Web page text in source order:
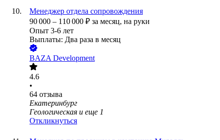
Менеджер отдела сопровождения
90 000 – 110 000 ₽ за месяц, на руки
Опыт 3-6 лет
Выплаты: Два раза в месяц
BAZA Development
4.6
•
64 отзыва
Екатеринбург
Геологическая и еще 1
Откликнуться